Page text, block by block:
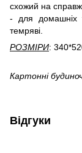
схожий на
- для домашніх
темряві.
РОЗМІРИ:
Картонні
Відгуки